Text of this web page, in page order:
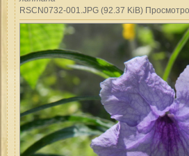
RSCN0732-001.JPG (92.37 KiB)